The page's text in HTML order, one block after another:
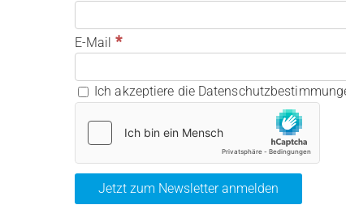
E-Mail *
Ich akzeptiere die